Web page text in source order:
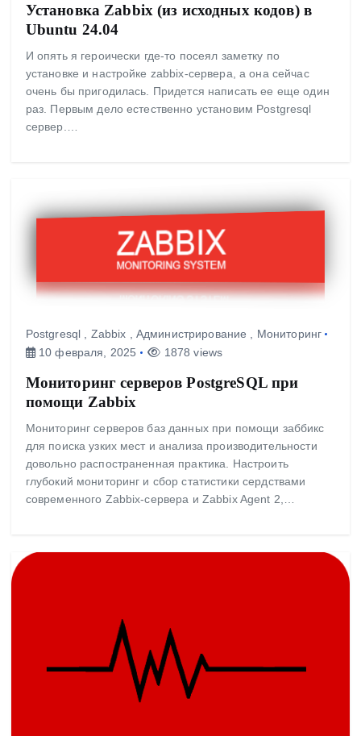
Установка Zabbix (из исходных кодов) в
Ubuntu 24.04
И опять я героически где-то посеял заметку по
установке и настройке zabbix-сервера, а она сейчас
очень бы пригодилась. Придется написать ее еще один
раз. Первым дело естественно установим Postgresql
сервер.…
Postgresql Zabbix Администрирование
Мониторинг
10 февраля, 2025
1878 views
Мониторинг серверов PostgreSQL при
помощи Zabbix
Мониторинг серверов баз данных при помощи заббикс
для поиска узких мест и анализа производительности
довольно распостраненная практика. Настроить
глубокий мониторинг и сбор статистики сердствами
современного Zabbix-сервера и Zabbix Agent 2,…